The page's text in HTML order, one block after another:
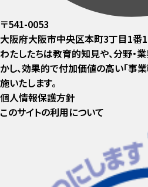
〒541-0053
大阪府大阪市中央区本町3丁目1番
わたしたちは教育的知見や、分野・
かし、効果的で付加価値の高い「事
施いたします。
個人情報保護方針
このサイトの利用について